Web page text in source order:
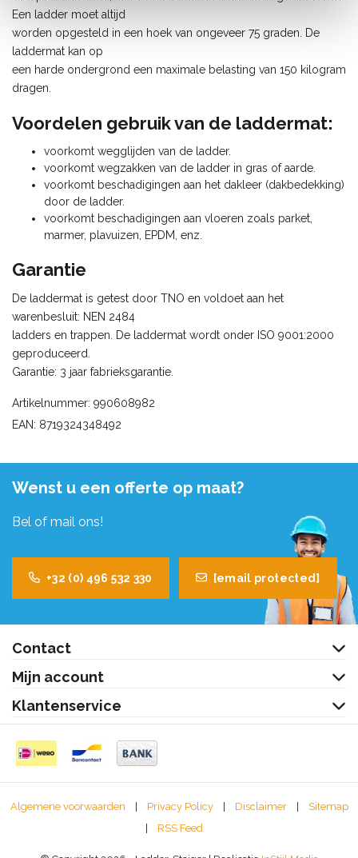
Een ladder moet altijd
worden opgesteld in een hoek van ongeveer 75 graden. De
laddermat kan op
een harde ondergrond een maximale belasting van 150 kilogram
dragen.
Voordelen gebruik van de laddermat:
voorkomt wegglijden van de ladder.
voorkomt wegzakken van de ladder in gras of aarde.
voorkomt beschadigingen aan het dakleer (dakbedekking)
door de ladder.
voorkomt beschadigingen aan vloeren zoals parket,
marmer, plavuizen, EPDM, enz.
Garantie
De laddermat is getest door TNO en voldoet aan het
warenbesluit: NEN 2484
ladders en trappen. De laddermat wordt onder ISO 9001:2000
geproduceerd.
Garantie: 3 jaar fabrieksgarantie.
Artikelnummer: 990608982
EAN: 8719324348492
Wenst u een offerte op maat?
Bel of mail ons!
+32 (0) 496 532 330 [email protected]
Contact
Mijn account
Klantenservice
Algemene voorwaarden | Privacy Policy | Disclaimer |
Sitemap
|
RSS Feed